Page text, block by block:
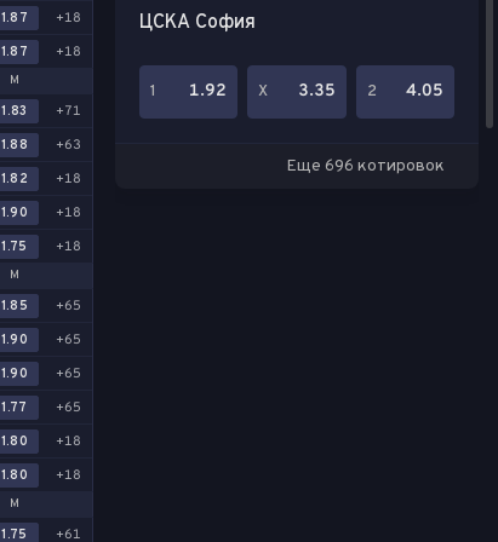
1.87
+18
1.87 +18
М
1.83
+71
1.88
+63
1.82
+18
1.90
+18
1.75 +18
М
1.85
+65
1.90
+65
1.90
+65
1.77
+65
1.80
+18
1.80 +18
М
1.75 +61
ЦСКА София
1 1.92 Х 3.35 2 4.05
Еще 696 котировок